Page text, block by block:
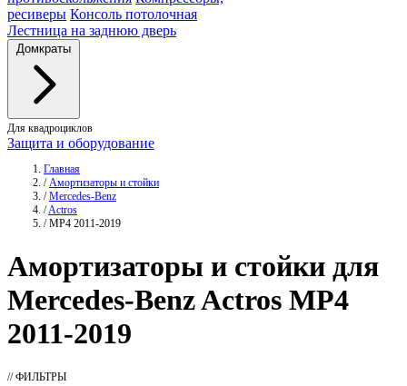
ресиверы Консоль потолочная
Лестница на заднюю дверь
Домкраты
Для квадроциклов
Защита и оборудование
Главная
/ Амортизаторы и стойки
/ Mercedes-Benz
/Actros
/ MP4 2011-2019
Амортизаторы и стойки для
Mercedes-Benz Actros MP4
2011-2019
// ФИЛЬТРЫ